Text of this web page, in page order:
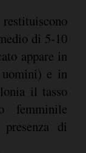
di 5-10
appare in
uomini) e in
il tasso
femminile
di